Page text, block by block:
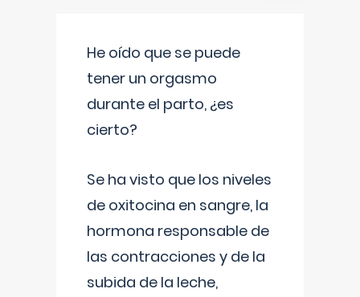
He oído que se puede
tener un orgasmo
durante el parto, ¿es
cierto?
Se ha visto que los niveles
de oxitocina en sangre, la
hormona responsable de
las contracciones y de la
subida de la leche,